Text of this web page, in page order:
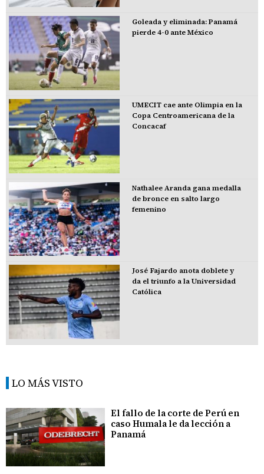
Goleada y eliminada: Panamá
pierde 4-0 ante México
UMECIT cae ante Olimpia en la
Copa Centroamericana de la
Concacaf
Nathalee Aranda gana medalla
de bronce en salto largo
femenino
José Fajardo anota doblete y
da el triunfo a la Universidad
Católica
LO MÁS VISTO
El fallo de la corte de Perú en
caso Humala le da lección a
Panamá